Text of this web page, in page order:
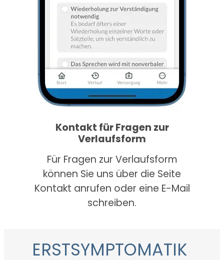
Kontakt für Fragen zur
Verlaufsform
Für Fragen zur Verlaufsform
können Sie uns über die Seite
Kontakt anrufen oder eine E-Mail
schreiben.
ERSTSYMPTOMATIK